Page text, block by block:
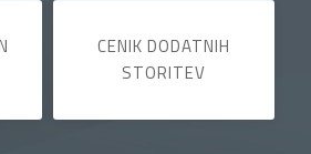
CENIK DODATNIH
STORITEV